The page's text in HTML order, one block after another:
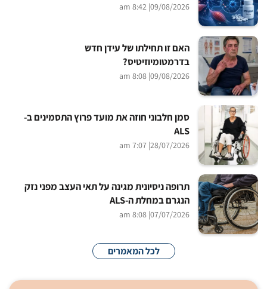
09/08/2026
| 8:42 am
האם זו תחילתו של עידן חדש
בדרמטומיוזיטיס?
09/08/2026
| 8:08 am
סמן חלבוני חוזה את מועד פרוץ התסמינים ב-
ALS
28/07/2026
| 7:07 am
תרופה ניסיונית מגינה על תאי העצב מפני נזק
הנגרם במחלת ה-ALS
07/07/2026
| 8:08 am
לכל המאמרים